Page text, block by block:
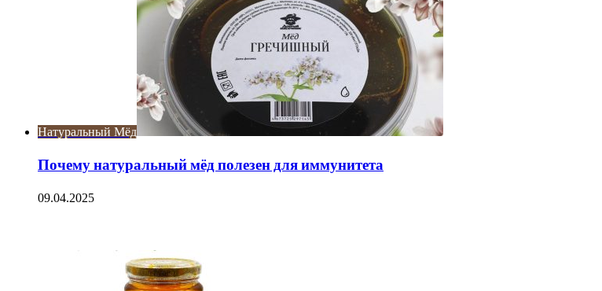
Натуральный Мёд
Почему натуральный мёд полезен для иммунитета
09.04.2025